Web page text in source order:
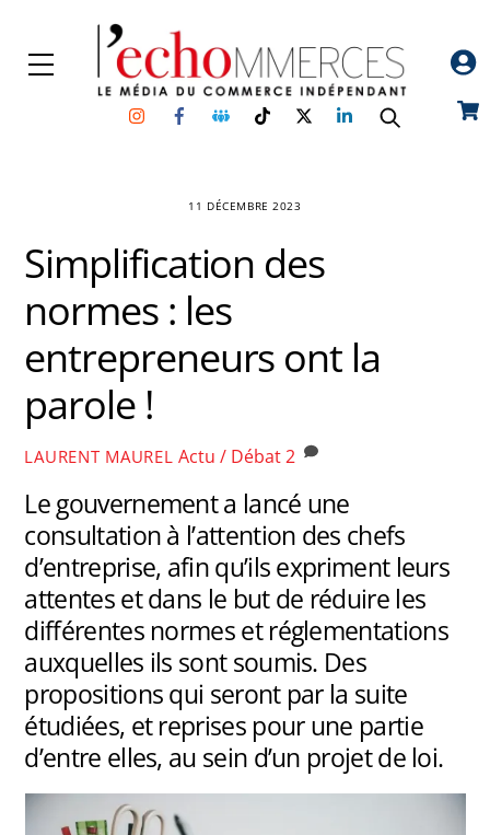
content
Menu
InstagramFacebookGroupe
Facebook
TikTokTwitterLinkedin
11 DÉCEMBRE 2023
Simplification des
normes : les
entrepreneurs ont la
parole !
LAURENT MAUREL Actu / Débat2
Le gouvernement a lancé une
consultation à l’attention des chefs
d’entreprise, afin qu’ils expriment leurs
attentes et dans le but de réduire les
différentes normes et réglementations
auxquelles ils sont soumis. Des
propositions qui seront par la suite
étudiées, et reprises pour une partie
d’entre elles, au sein d’un projet de loi.